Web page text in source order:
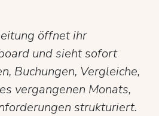
öffnet ihr
und sieht sofort
Buchungen, Vergleiche,
vergangenen Monats,
strukturiert.